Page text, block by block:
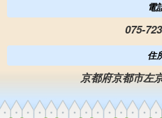
電
075-
住
京都府京都市左